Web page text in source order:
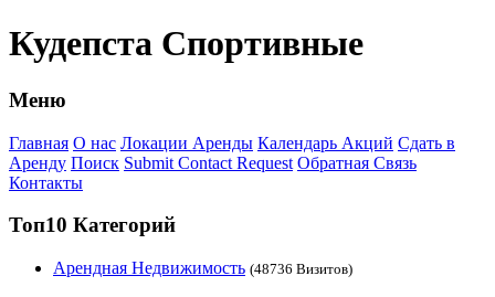
Кудепста Спортивные
Меню
Главная О нас Локации Аренды Календарь Акций Сдать в
Аренду Поиск Submit Contact Request Обратная Связь
Контакты
Топ10 Категорий
Арендная Недвижимость (48736 Визитов)